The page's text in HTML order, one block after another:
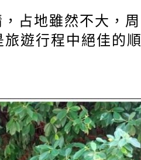
占地雖然不大，周
遊行程中絕佳的順